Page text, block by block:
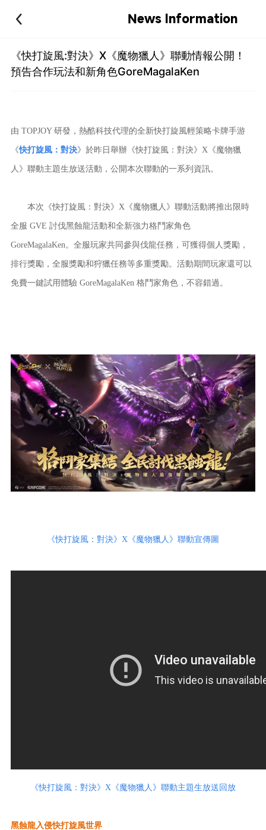
News Information
《快打旋風:對決》X《魔物獵人》聯動情報公開！
預告合作玩法和新角色GoreMagalaKen
由 TOPJOY 研發，熱酷科技代理的全新快打旋風輕策略卡牌手游
《快打旋風：對決》於昨日舉辦《快打旋風：對決》X《魔物獵
人》聯動主題生放送活動，公開本次聯動的一系列資訊。
本次《快打旋風：對決》X《魔物獵人》聯動活動將推出限時
全服 GVE 討伐黑蝕龍活動和全新強力格鬥家角色
GoreMagalaKen。全服玩家共同參與伐龍任務，可獲得個人獎勵，
排行獎勵，全服獎勵和狩獵任務等多重獎勵。活動期間玩家還可以
免費一鍵試用體驗 GoreMagalaKen 格鬥家角色，不容錯過。
《快打旋風：對決》X《魔物獵人》聯動宣傳圖
《快打旋風：對決》X《魔物獵人》聯動主題生放送回放
黑蝕龍入侵快打旋風世界